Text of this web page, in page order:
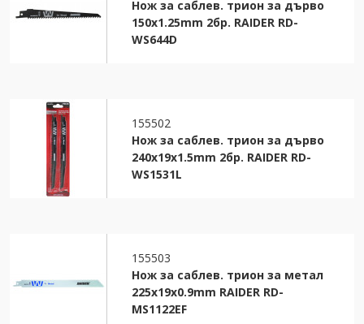
Нож за саблев. трион за дърво
150x1.25mm 2бр. RAIDER RD-
WS644D
155502
Нож за саблев. трион за дърво
240x19x1.5mm 2бр. RAIDER RD-
WS1531L
155503
Нож за саблев. трион за метал
225x19x0.9mm RAIDER RD-
MS1122EF